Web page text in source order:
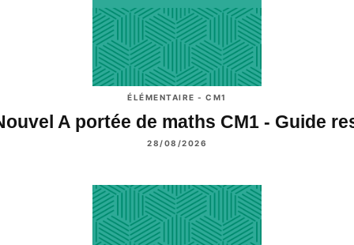
ÉLÉMENTAIRE - CM1
A portée de maths CM1 - Guide
28/08/2026